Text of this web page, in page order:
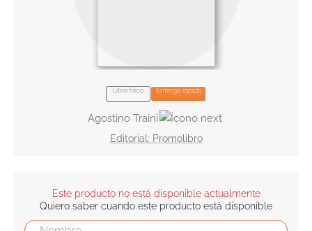
Libro físico Entrega rápida
Agostino Traini
Promolibro
Este producto no está disponible actualmente
Quiero saber cuando este producto está disponible
el cielo selva